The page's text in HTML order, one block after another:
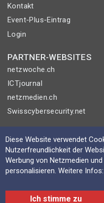
Kontakt
Event-Plus-Eintrag
Login
PARTNER-WEBSITES
netzwoche.ch
ICTjournal
netzmedien.ch
Swisscybersecurity.net
© NETZMEDIEN AG
Impressum
AGB
Nutzungsbestimmungen
Datenschutzerklärung
Diese Website verwendet
Nutzerfreundlichkeit der
Werbung von Netzmedien
personalisieren. Weitere
Ich stimme zu